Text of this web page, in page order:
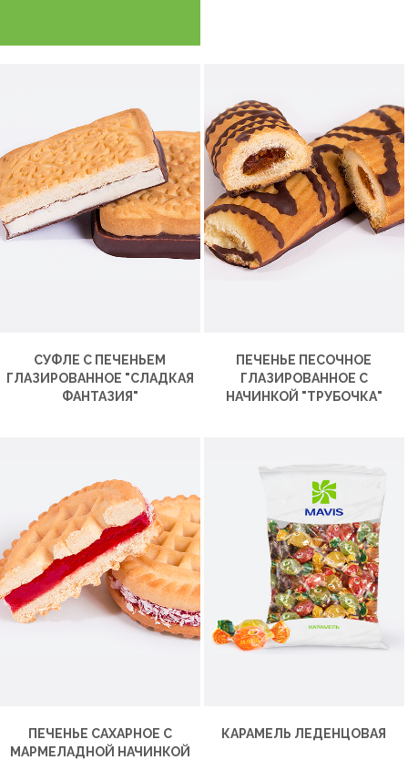
СУФЛЕ С ПЕЧЕНЬЕМ
ГЛАЗИРОВАННОЕ "СЛАДКАЯ
ФАНТАЗИЯ"
ПЕЧЕНЬЕ ПЕСОЧНОЕ
ГЛАЗИРОВАННОЕ С
НАЧИНКОЙ "ТРУБОЧКА"
ПЕЧЕНЬЕ САХАРНОЕ С
МАРМЕЛАДНОЙ НАЧИНКОЙ
КАРАМЕЛЬ ЛЕДЕНЦОВАЯ